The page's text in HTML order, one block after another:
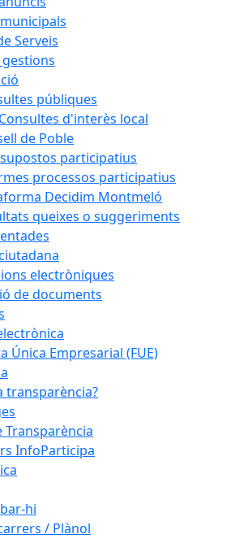
Serveis
públiques
Consultes d'interès local
de Poble
participatius
processos participatius
Decidim Montmeló
queixes o suggeriments
electròniques
de documents
Única Empresarial (FUE)
transparència?
Transparència
InfoParticipa
hi
/ Plànol